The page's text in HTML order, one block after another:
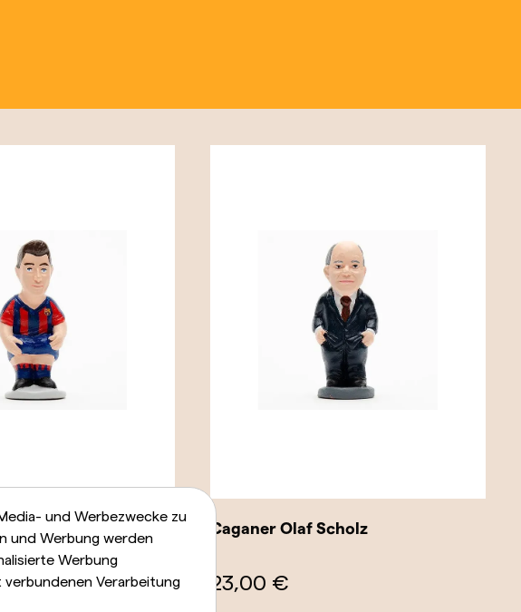
Persönlichkeiten feiert. Jedes Jahr
Sie die Vielfalt der Figuren und finden Sie
und Moderne. Stöbern Sie in dieser Kategorie
Note!
Caganer Olaf Scholz
23,00 €
und Werbezwecke zu
und Werbung werden
Werbung
Verarbeitung